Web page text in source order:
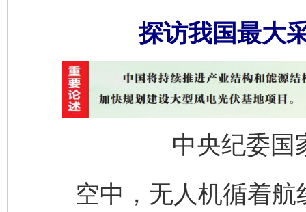
探访我国最大
中央纪委国
空中，无人机循着航